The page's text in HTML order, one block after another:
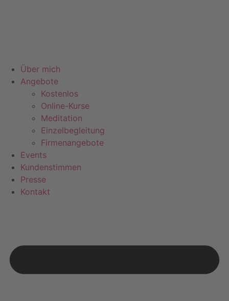
Über mich
Angebote
Kostenlos
Online-Kurse
Meditation
Einzelbegleitung
Firmenangebote
Events
Kundenstimmen
Presse
Kontakt